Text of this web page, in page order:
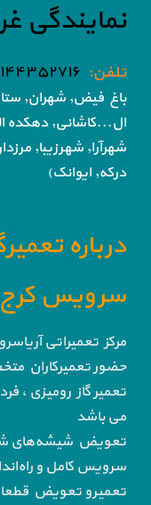
نمایندگی
تلفن:
باغ فیض, شهران,
ال...کاشانی, دهکده
شهرآرا, شهرزیبا,
درکه, ایوانک)
درباره
سرویس کرج
مرکز تعمیراتی
حضور تعمیرکاران
تعمیر گاز رومیزی ،
می باشد
تعویض شیشه‌های
سرویس کامل و
تعمیرو تعویض